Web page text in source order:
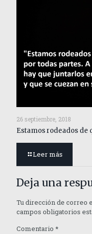
26 septiembre, 2018
Estamos rodeados de
Leer más
Deja una
Tu dirección de correo
campos obligatorios
Comentario *